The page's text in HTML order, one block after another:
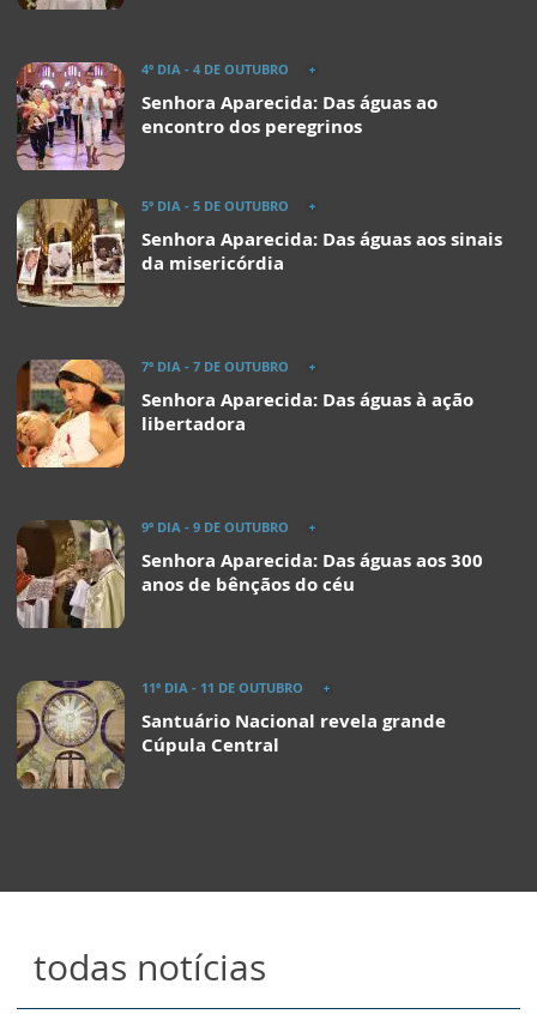
4º DIA - 4 DE OUTUBRO
Senhora Aparecida: Das águas ao
encontro dos peregrinos
5º DIA - 5 DE OUTUBRO
Senhora Aparecida: Das águas aos sinais
da misericórdia
7º DIA - 7 DE OUTUBRO
Senhora Aparecida: Das águas à ação
libertadora
9º DIA - 9 DE OUTUBRO
Senhora Aparecida: Das águas aos 300
anos de bênçãos do céu
11º DIA - 11 DE OUTUBRO
Santuário Nacional revela grande
Cúpula Central
todas notícias